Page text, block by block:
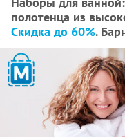
полотенца из
Скидка до 60%.